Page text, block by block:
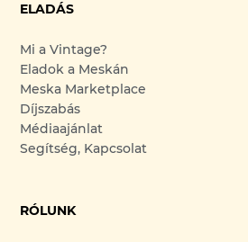
ELADÁS
Mi a Vintage?
Eladok a Meskán
Meska Marketplace
Díjszabás
Médiaajánlat
Segítség, Kapcsolat
RÓLUNK